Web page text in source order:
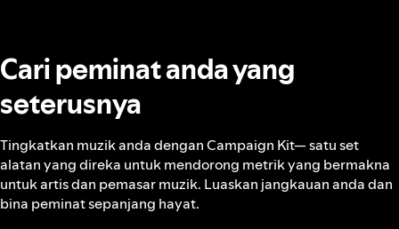
Cari peminat anda yang
seterusnya
Tingkatkan muzik anda dengan Campaign Kit— satu set
alatan yang direka untuk mendorong metrik yang bermakna
untuk artis dan pemasar muzik. Luaskan jangkauan anda dan
bina peminat sepanjang hayat.